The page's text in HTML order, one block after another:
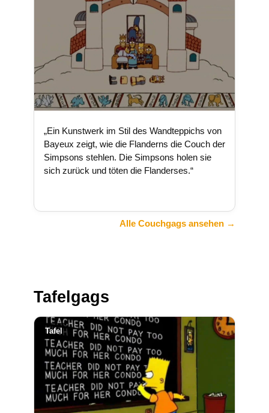
„Ein Kunstwerk im Stil des Wandteppichs von
Bayeux zeigt, wie die Flanderns die Couch der
Simpsons stehlen. Die Simpsons holen sie
sich zurück und töten die Flanderses.“
Alle Couchgags ansehen →
Tafelgags
Tafel